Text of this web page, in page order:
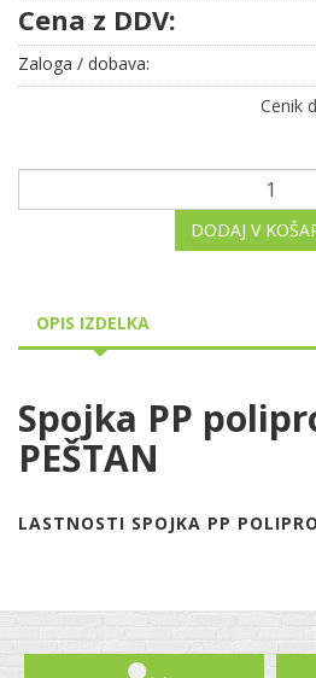
Cena z DDV:
Zaloga / dobava:
Cenik
DODAJ V
OPIS IZDELKA
Spojka PP
PEŠTAN
LASTNOSTI SPOJKA PP